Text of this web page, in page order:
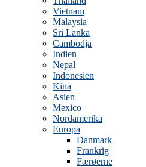
Vietnam
Malaysia
Sri Lanka
Cambodja
Indien
Nepal
Indonesien
Kina
Asien
Mexico
Nordamerika
Europa
Danmark
Frankrig
Færøerne